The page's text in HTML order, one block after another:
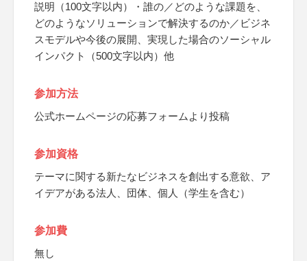
説明（100文字以内）・誰の／どのような課題を、
どのようなソリューションで解決するのか／ビジネ
スモデルや今後の展開、実現した場合のソーシャル
インパクト（500文字以内）他
参加方法
公式ホームページの応募フォームより投稿
参加資格
テーマに関する新たなビジネスを創出する意欲、ア
イデアがある法人、団体、個人（学生を含む）
参加費
無し